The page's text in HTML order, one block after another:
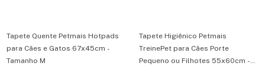
Tapete Quente Petmais Hotpads
para Cães e Gatos 67x45cm -
Tamanho M
Tapete Higiênico Petmais
TreinePet para Cães Porte
Pequeno ou Filhotes 55x60cm -